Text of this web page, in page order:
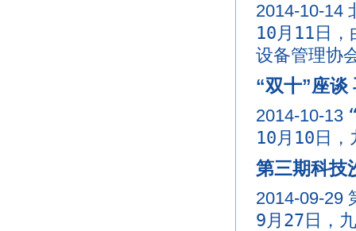
2014-10-14
10月11日，
设备管理
“双十”座谈
2014-10-13
10月10日
第三期科技
2014-09-29
9月27日，